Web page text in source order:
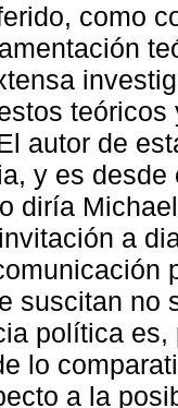
como
autor de
y es desde
diría
a
suscitan no
política
lo
a la